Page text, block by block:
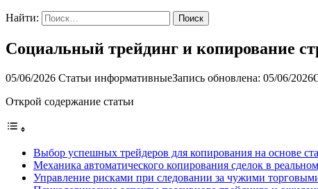
Найти:
Социальный трейдинг и копирование
05/06/2026 Статьи информативныеЗапись обновлена: 05/06/2026
Открой содержание статьи
Выбор успешных трейдеров для копирования на основе
Механика автоматического копирования сделок в
Управление рисками при следовании за чужими